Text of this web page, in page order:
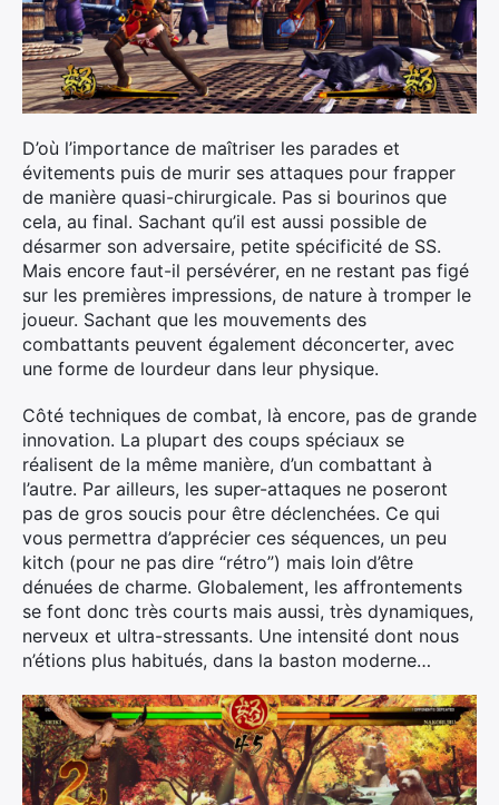
D’où l’importance de maîtriser les parades et
évitements puis de murir ses attaques pour frapper
de manière quasi-chirurgicale. Pas si bourinos que
cela, au final. Sachant qu’il est aussi possible de
désarmer son adversaire, petite spécificité de SS.
Mais encore faut-il persévérer, en ne restant pas figé
sur les premières impressions, de nature à tromper le
joueur. Sachant que les mouvements des
combattants peuvent également déconcerter, avec
une forme de lourdeur dans leur physique.
Côté techniques de combat, là encore, pas de grande
innovation. La plupart des coups spéciaux se
réalisent de la même manière, d’un combattant à
l’autre. Par ailleurs, les super-attaques ne poseront
pas de gros soucis pour être déclenchées. Ce qui
vous permettra d’apprécier ces séquences, un peu
kitch (pour ne pas dire “rétro”) mais loin d’être
dénuées de charme. Globalement, les affrontements
se font donc très courts mais aussi, très dynamiques,
nerveux et ultra-stressants. Une intensité dont nous
n’étions plus habitués, dans la baston moderne…